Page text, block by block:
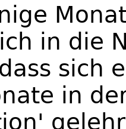
in die
sich
in